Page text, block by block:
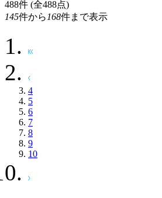
488件 (全488点)
145件から 168件まで表示
4
5
6
7
8
9
10